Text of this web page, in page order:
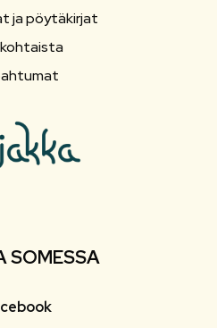
ja pöytäkirjat
SOMESSA